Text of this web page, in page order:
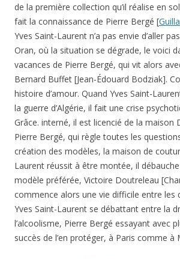
de la première collection qu’il réalise en
fait la connaissance de Pierre Bergé [
Yves Saint-Laurent n’a pas envie d’aller
Oran, où la situation se dégrade, le voici
vacances de Pierre Bergé, qui vit alors
Bernard Buffet [Jean-Édouard Bodziak].
histoire d’amour. Quand Yves Saint-
la guerre d’Algérie, il fait une crise
Grâce. interné, il est licencié de la maison
Pierre Bergé, qui règle toutes les
création des modèles, la maison de
Laurent réussit à être montée, il
modèle préférée, Victoire Doutreleau
commence alors une vie difficile entre les
Yves Saint-Laurent se débattant entre la
l’alcoolisme, Pierre Bergé essayant avec
succès de l’en protéger, à Paris comme à